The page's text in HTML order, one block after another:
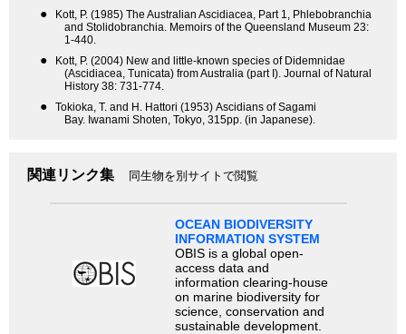
●
Kott, P. (1985) The Australian Ascidiacea, Part 1, Phlebobranchia
and Stolidobranchia. Memoirs of the Queensland Museum 23:
1-440.
●
Kott, P. (2004) New and little-known species of Didemnidae
(Ascidiacea, Tunicata) from Australia (part I). Journal of Natural
History 38: 731-774.
●
Tokioka, T. and H. Hattori (1953) Ascidians of Sagami
Bay. Iwanami Shoten, Tokyo, 315pp. (in Japanese).
関連リンク集 同生物を別サイトで閲覧
OCEAN BIODIVERSITY
INFORMATION SYSTEM
OBIS is a global open-
access data and
information clearing-house
on marine biodiversity for
science, conservation and
sustainable development.